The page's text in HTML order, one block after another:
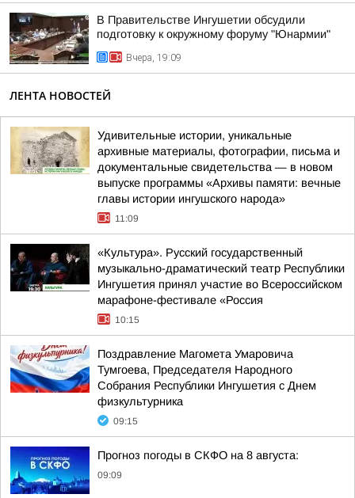
В Правительстве Ингушетии обсудили
подготовку к окружному форуму "Юнармии"
Вчера, 19:09
ЛЕНТА НОВОСТЕЙ
Удивительные истории, уникальные
архивные материалы, фотографии, письма и
документальные свидетельства — в новом
выпуске программы «Архивы памяти: вечные
главы истории ингушского народа»
11:09
«Культура». Русский государственный
музыкально-драматический театр Республики
Ингушетия принял участие во Всероссийском
марафоне-фестивале «Россия
10:15
Поздравление Магомета Умаровича
Тумгоева, Председателя Народного
Собрания Республики Ингушетия с Днем
физкультурника
09:15
Прогноз погоды в СКФО на 8 августа:
09:09